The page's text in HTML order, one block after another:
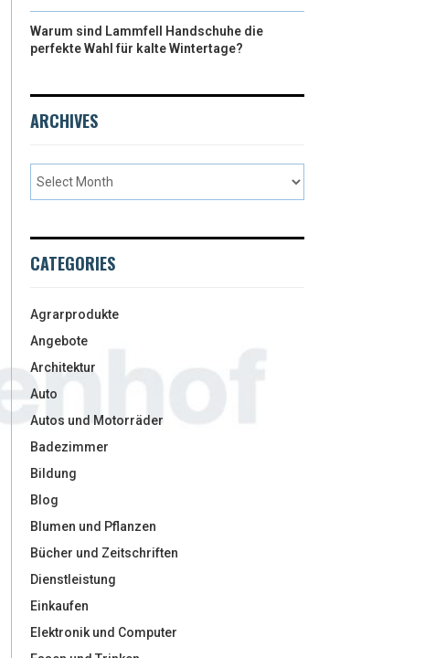
Warum sind Lammfell Handschuhe die
perfekte Wahl für kalte Wintertage?
ARCHIVES
CATEGORIES
Agrarprodukte
Angebote
Architektur
Auto
Autos und Motorräder
Badezimmer
Bildung
Blog
Blumen und Pflanzen
Bücher und Zeitschriften
Dienstleistung
Einkaufen
Elektronik und Computer